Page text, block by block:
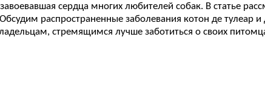
сердца многих любителей собак. В статье
распространенные заболевания котон де тулеар
стремящимся лучше заботиться о своих